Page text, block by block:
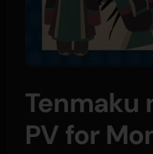
Tenmaku
PV for